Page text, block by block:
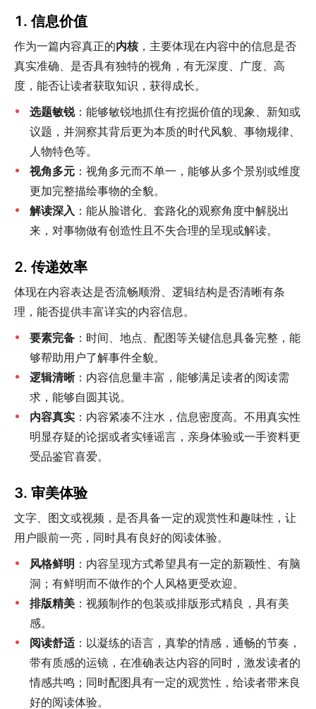
1. 信息价值
作为一篇内容真正的内核，主要体现在内容中的信息是否
真实准确、是否具有独特的视角，有无深度、广度、高
度，能否让读者获取知识，获得成长。
选题敏锐：能够敏锐地抓住有挖掘价值的现象、新知或
议题，并洞察其背后更为本质的时代风貌、事物规律、
人物特色等。
视角多元 ：视角多元而不单一，能够从多个景别或维度
更加完整描绘事物的全貌。
解读深入 ：能从脸谱化、套路化的观察角度中解脱出
来，对事物做有创造性且不失合理的呈现或解读。
2. 传递效率
体现在内容表达是否流畅顺滑、逻辑结构是否清晰有条
理，能否提供丰富详实的内容信息。
要素完备 ：时间、地点、配图等关键信息具备完整，能
够帮助用户了解事件全貌。
逻辑清晰：内容信息量丰富，能够满足读者的阅读需
求，能够自圆其说。
内容真实 ：内容紧凑不注水，信息密度高。不用真实性
明显存疑的论据或者实锤谣言，亲身体验或一手资料更
受品鉴官喜爱。
3. 审美体验
文字、图文或视频，是否具备一定的观赏性和趣味性，让
用户眼前一亮，同时具有良好的阅读体验。
风格鲜明 ：内容呈现方式希望具有一定的新颖性、有脑
洞；有鲜明而不做作的个人风格更受欢迎。
排版精美 ：视频制作的包装或排版形式精良，具有美
感。
阅读舒适 ：以凝练的语言，真挚的情感，通畅的节奏，
带有质感的运镜，在准确表达内容的同时，激发读者的
情感共鸣；同时配图具有一定的观赏性，给读者带来良
好的阅读体验。